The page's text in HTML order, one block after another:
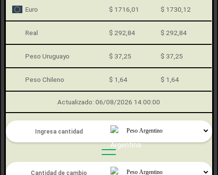
Euro $ 1716,01 $ 1730,12
Real $ 292,84 $ 292,84
Peso Uruguayo $ 37,25 $ 37,25
Peso Chileno $ 1,64 $ 1,64
Actualizado: 06/08/2026 14:00:00